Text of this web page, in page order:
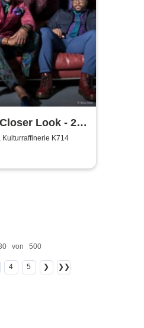
Look - 25
7
Kulturraffinerie K714
von 500
4 5 ❯ ❯❯